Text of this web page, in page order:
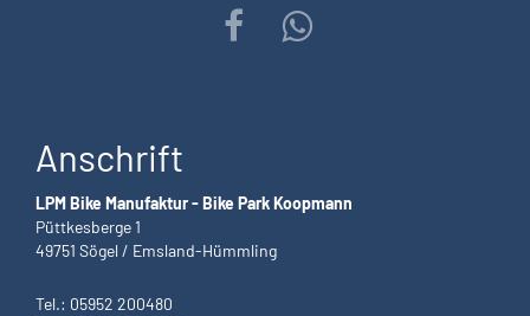
Anschrift
LPM Bike Manufaktur - Bike Park Koopmann
Püttkesberge 1
49751 Sögel / Emsland-Hümmling
Tel.: 05952 200480